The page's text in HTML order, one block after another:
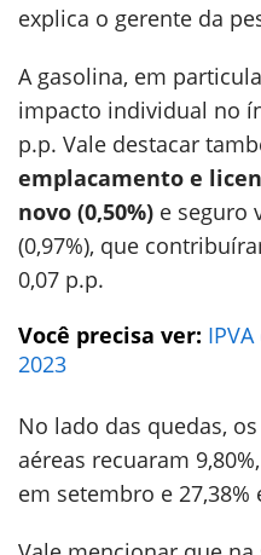
explica o gerente da
A gasolina, em
impacto individual no
p.p. Vale destacar
emplacamento e
novo (0,50%) e seguro
(0,97%), que
0,07 p.p.
Você precisa ver:
2023
No lado das quedas,
aéreas recuaram
em setembro e